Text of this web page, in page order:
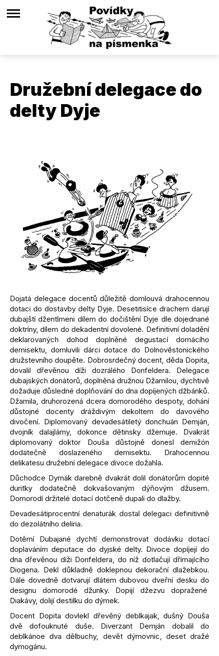
Družební delegace do
delty Dyje
Dojatá delegace docentů důležitě domlouvá drahocennou
dotaci do dostavby delty Dyje. Desetitisíce drachem darují
dubajští džentlmeni dílem do dočištění Dyje dle dojednané
doktríny, dílem do dekadentní dovolené. Definitivní doladění
deklarovaných dohod doplněné degustací domácího
demisektu, domluvili dárci dotace do Dolnověstonického
družstevního doupěte. Dobrosrdečný docent, děda Dopita,
dovalil dřevěnou díži dozrálého Donfeldera. Delegace
dubajských donátorů, doplněná družnou Džamilou, dychtivě
dožaduje důsledné doplňování do dna dopíjených džbánků.
Džamila, druhorozená dcera domorodého despoty, dohání
důstojné docenty dráždivým dekoltem do davového
divočení. Diplomovaný devadesátiletý donchuán Demján,
dvojník dalajlámy, dokonce dětinsky džemuje. Dvakrát
diplomovaný doktor Douša důstojně donesl demižón
dodatečně doslazeného demisektu. Drahocennou
delikatesu družební delegace divoce dožahla.
Důchodce Dymák darebně dvakrát dolil donátorům dopité
duritky dodatečně dokvašovaným dýňovým džusem.
Domorodí držitelé dotací dotčeně dupali do dlažby.
Devadesátiprocentní denaturák dostal delegaci definitivně
do dezolátního deliria.
Dotěrní Dubajané dychtí demonstrovat dodávku dotací
doplaváním deputace do dyjské delty. Divoce dopíjejí do
dna dřevěnou díži Donfeldera, do níž dotlačují dřímajícího
Diogena. Dekl důkladně doklepnou dekorační dlažebkou.
Dále dovedně dotvarují dlátem dubovou dveřní desku do
designu domorodé džunky. Dopijí džezvu dopražené
Diakávy, dolijí destilku do dýmek.
Docent Dopita dovlekl dřevěný deblkajak, dušný Douša
dvě dofouknuté duše. Diverzant Demján dobalil do
deblkánoe dva dělbuchy, devět dýmovnic, deset dražé
dymogánu.